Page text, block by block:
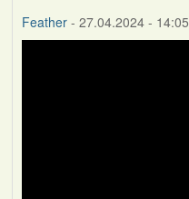
Feather- 27.04.2024 - 14:05